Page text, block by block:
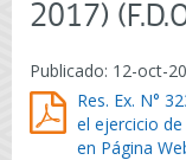
2017)
Publicado: 12-oct-
Res. Ex. N°
el ejercicio de
en Página